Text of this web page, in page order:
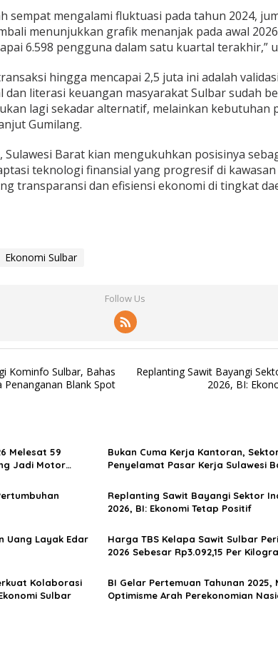
sempat mengalami fluktuasi pada tahun 2024,
menunjukkan grafik menanjak pada awal
6.598 pengguna dalam satu kuartal terakhir,”
hingga mencapai 2,5 juta ini adalah
literasi keuangan masyarakat Sulbar sudah
lagi sekadar alternatif, melainkan kebutuhan
Gumilang.
Sulawesi Barat kian mengukuhkan posisinya
teknologi finansial yang progresif di kawasan
transparansi dan efisiensi ekonomi di tingkat
Ekonomi Sulbar
Follow Us
Kominfo Sulbar, Bahas
Penanganan Blank Spot
Replanting Sawit Bayangi
2026, BI:
Melesat 59
Jadi Motor
Bukan Cuma Kerja Kantoran,
Penyelamat Pasar Kerja Sulawesi
Replanting Sawit Bayangi Sektor
2026, BI: Ekonomi Tetap Positif
Uang Layak Edar
Harga TBS Kelapa Sawit Sulbar
2026 Sebesar Rp3.092,15 Per
Kolaborasi
Sulbar
BI Gelar Pertemuan Tahunan 2025,
Optimisme Arah Perekonomian